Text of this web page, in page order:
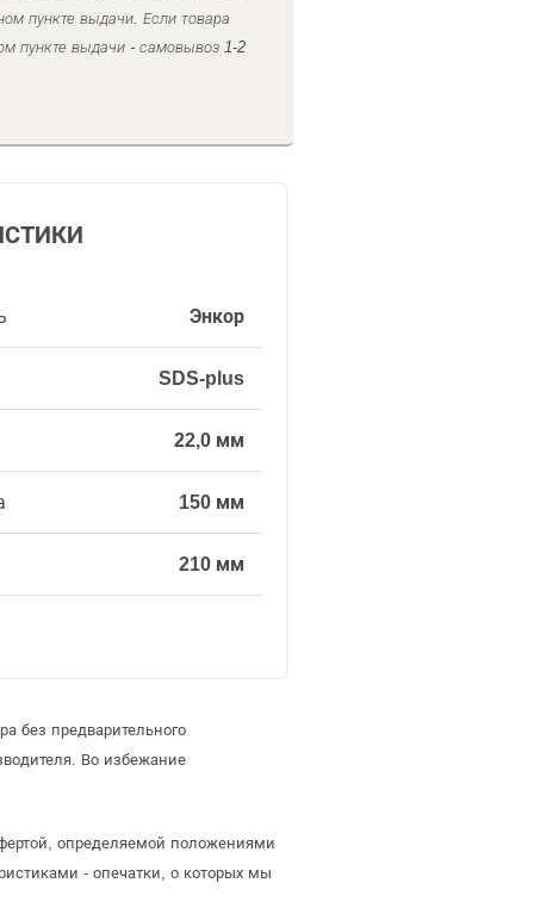
пункте выдачи. Если товара
пункте выдачи - самовывоз 1-2
Энкор
SDS-plus
22,0 мм
150 мм
210 мм
без предварительного
Во избежание
определяемой положениями
- опечатки, о которых мы